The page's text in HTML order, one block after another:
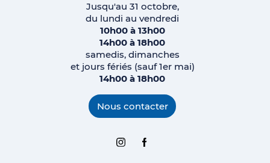
Jusqu'au 31 octobre,
du lundi au vendredi
10h00 à 13h00
14h00 à 18h00
samedis, dimanches
et jours fériés (sauf 1er mai)
14h00 à 18h00
Nous contacter
InstagramFacebook